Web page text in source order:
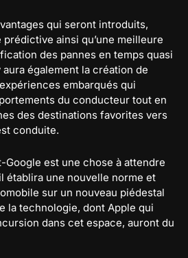
qui seront introduits,
ainsi qu’une meilleure
des pannes en temps quasi
également la création de
embarqués qui
du conducteur tout en
des destinations favorites vers
conduite.
Google est une chose à attendre
établira une nouvelle norme et
sur un nouveau piédestal
la technologie, dont Apple qui
dans cet espace, auront du